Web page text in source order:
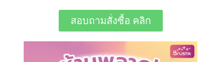
สอบถามสั่งซื้อ คลิก